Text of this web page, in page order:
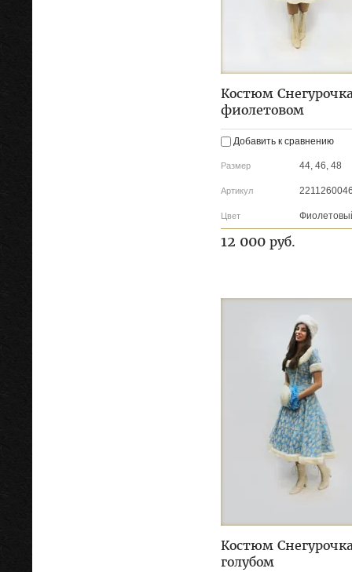
Костюм
фиолетовом
Добавить к сравнению
Размер 44, 46, 48
Артикул
Цвет
12 000 руб.
Костюм
голубом